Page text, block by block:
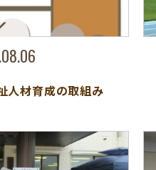
人材育成の取組み